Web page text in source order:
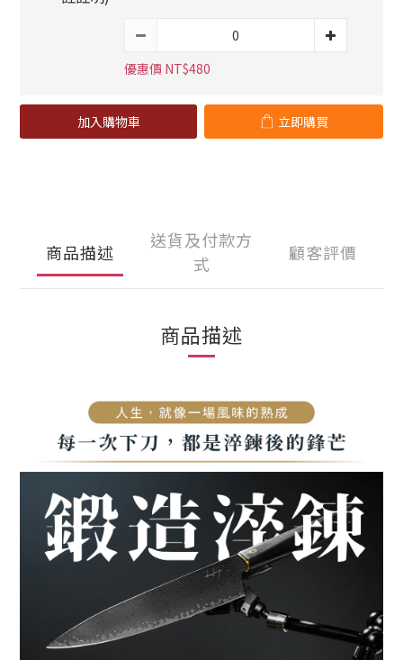
優惠價 NT$480
加入購物車 立即購買
商品描述
送貨及付款方
式
顧客評價
商品描述